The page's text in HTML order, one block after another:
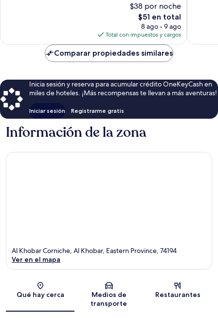
$38 por noche
El
precio
actual
es
de
$51
$51 en total
8 ago - 9 ago
Total con impuestos y cargos
Comparar propiedades similares
Inicia sesión y reserva para acumular crédito OneKeyCash en
miles de hoteles. ¡Más recompensas te llevan a más aventuras!
Iniciar sesión Registrarme gratis
Información de la zona
Sección del mapa
Al Khobar Corniche, Al Khobar, Eastern Province, 74194
Ver en el mapa
Qué hay cerca
Medios de
transporte
Restaurantes